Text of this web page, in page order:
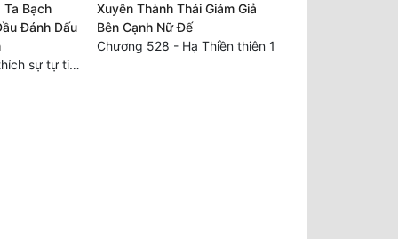
Ta Bạch
Đánh Dấu
Chương 223: Ta thích sự tự tin của ngươi
Xuyên Thành Thái Giám Giả
Bên Cạnh Nữ Đế
Chương 528 - Hạ Thiền thiên 1